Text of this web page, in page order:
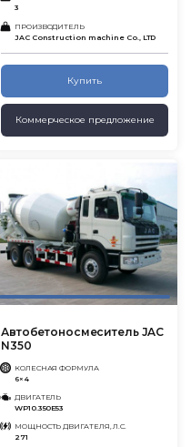
3
ПРОИЗВОДИТЕЛЬ
JAC Construction machine Co., LTD
Купить
Коммерческое предложение
Автобетоносмеситель JAC
N350
КОЛЕСНАЯ ФОРМУЛА
6×4
ДВИГАТЕЛЬ
WP10.350E53
МОЩНОСТЬ ДВИГАТЕЛЯ, Л.С.
271